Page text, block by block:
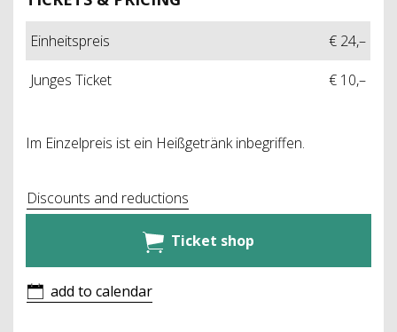
Einheitspreis
€ 24,–
Junges Ticket
€ 10,–
Im Einzelpreis ist ein Heißgetränk inbegriffen.
Discounts and reductions
Ticket shop
add to calendar